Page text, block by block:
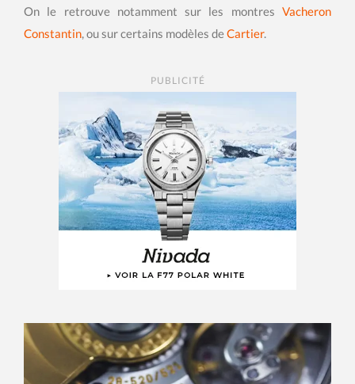
On le retrouve notamment sur les montres Vacheron
Constantin, ou sur certains modèles deCartier.
PUBLICITÉ